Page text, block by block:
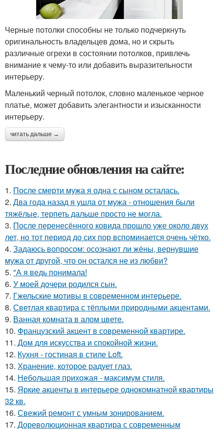
Черные потолки способны не только подчеркнуть
оригинальность владельцев дома, но и скрыть
различные огрехи в состоянии потолков, привлечь
внимание к чему-то или добавить выразительности
интерьеру.
Маленький черный потолок, словно маленькое черное
платье, может добавить элегантности и изысканности
интерьеру.
читать дальше →
Последние обновления на сайте:
1. После смерти мужа я одна с сыном осталась.
2. Два года назад я ушла от мужа - отношения были
тяжёлые, терпеть дальше просто не могла.
3. После перенесённого ковида прошло уже около двух
лет, но тот период до сих пор вспоминается очень чётко.
4. Задаюсь вопросом: осознают ли жёны, вернувшие
мужа от другой, что он остался не из любви?
5. "А я ведь понимала!
6. У моей дочери родился сын.
7. Гжельские мотивы в современном интерьере.
8. Светлая квартира с тёплыми природными акцентами.
9. Ванная комната в алом цвете.
10. Французский акцент в современной квартире.
11. Дом для искусства и спокойной жизни.
12. Кухня - гостиная в стиле Loft.
13. Хранение, которое радует глаз.
14. Небольшая прихожая - максимум стиля.
15. Яркие акценты в интерьере однокомнатной квартиры
32 кв.
16. Свежий ремонт с умным зонированием.
17. Дореволюционная квартира с современным